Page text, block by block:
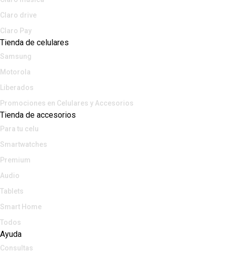
Claro drive
Claro Pay
Tienda de celulares
Samsung
Motorola
Liberados
Promociones en Celulares y Accesorios
Tienda de accesorios
Para tu celu
Smartwatches
Premium
Audio
Tablets
Smart Home
Todos
Ayuda
Consultas